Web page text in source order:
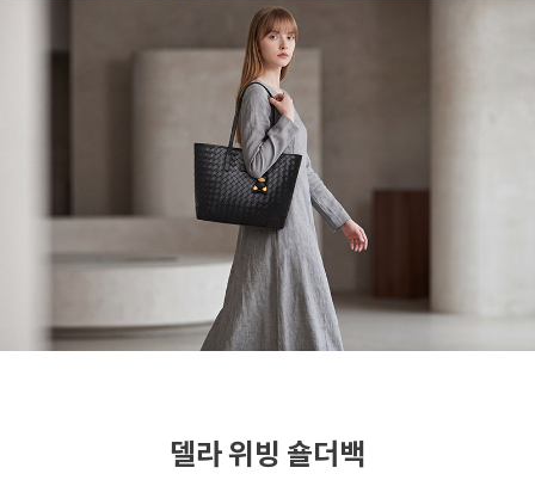
델라 위빙 숄더백